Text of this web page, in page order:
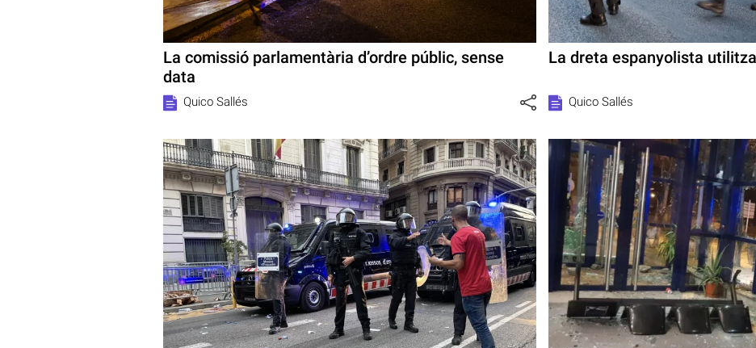
La comissió parlamentària d’ordre públic, sense
data
Quico Sallés
La dreta espanyolista
Quico Sallés